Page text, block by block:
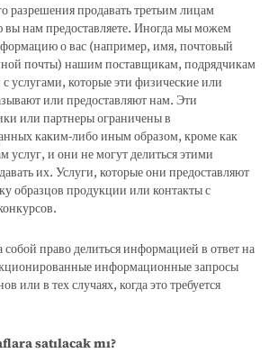
разрешения продавать третьим лицам
нам предоставляете. Иногда мы можем
о вас (например, имя, почтовый
почты) нашим поставщикам, подрядчикам
услугами, которые эти физические или
или предоставляют нам. Эти
или партнеры ограничены в
каким-либо иным образом, кроме как
услуг, и они не могут делиться этими
их. Услуги, которые они предоставляют
образцов продукции или контакты с
право делиться информацией в ответ на
информационные запросы
или в тех случаях, когда это требуется
satılacak mı?